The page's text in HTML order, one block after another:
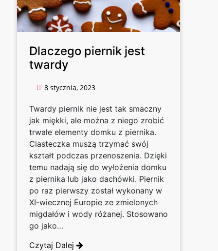
Dlaczego piernik jest
twardy
8 stycznia, 2023
Twardy piernik nie jest tak smaczny
jak miękki, ale można z niego zrobić
trwałe elementy domku z piernika.
Ciasteczka muszą trzymać swój
kształt podczas przenoszenia. Dzięki
temu nadają się do wyłożenia domku
z piernika lub jako dachówki. Piernik
po raz pierwszy został wykonany w
XI-wiecznej Europie ze zmielonych
migdałów i wody różanej. Stosowano
go jako…
Czytaj Dalej